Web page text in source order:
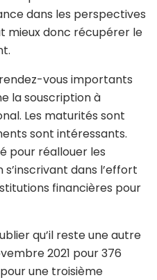
dans les perspectives
mieux donc récupérer le
rendez-vous importants
la souscription à
Les maturités sont
sont intéressants.
pour réallouer les
dans l’effort
financières pour
qu’il reste une autre
2021 pour 376
une troisième